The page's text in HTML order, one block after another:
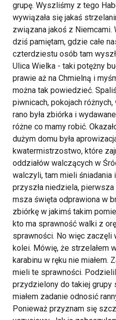
grupę. Wyszliśmy z tego
wywiązała się jakaś
związana jakoś z Niemcami.
dziś pamiętam, gdzie całe
czterdziestu osób tam
Ulica Wielka - taki potężny
prawie aż na Chmielną i
można tak powiedzieć.
piwnicach, pokojach
rano była zbiórka i
różne co mamy robić.
dużym domu była
kwatermistrzostwo, które
oddziałów walczących w
walczyli, tam mieli śniadania
przyszła niedziela,
msza święta odprawiona w
zbiórkę w jakimś takim
kto ma sprawność walki z
sprawności. No więc zaczęli
kolei. Mówię, że strzelałem
karabinu w ręku nie miałem.
mieli te sprawności.
przydzielony do takiej grupy
miałem zadanie odnosić
Ponieważ przyznam się